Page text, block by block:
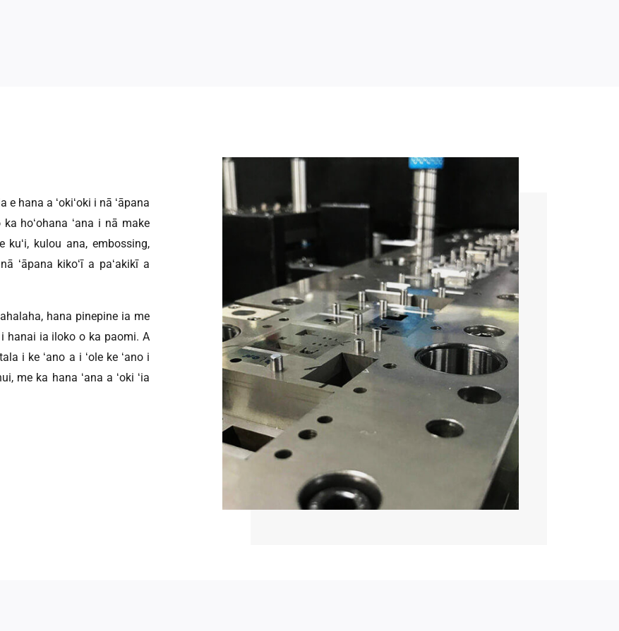
e hana a ʻokiʻoki i nā ʻāpana
hoʻohana ʻana i nā make
kuʻi, kulou ana, embossing,
ʻāpana kikoʻī a paʻakikī a
hana pinepine ia me
i hanai ia iloko o ka paomi. A
i ke ʻano a i ʻole ke ʻano i
me ka hana ʻana a ʻoki ʻia